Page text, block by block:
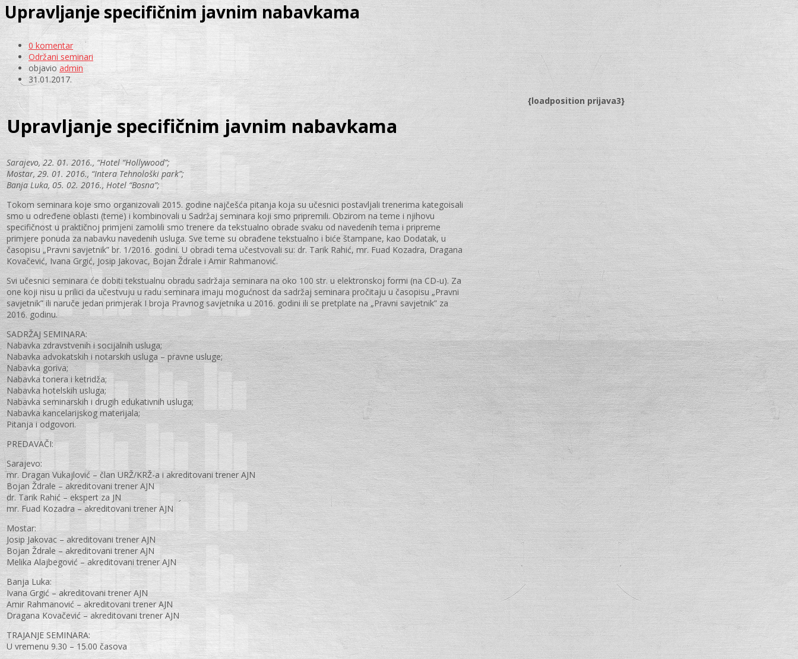
Upravljanje specifičnim javnim nabavkama
0 komentar
Održani seminari
objavio admin
31.01.2017.
Upravljanje specifičnim javnim nabavkama
Sarajevo, 22. 01. 2016., “Hotel “Hollywood”;
Mostar, 29. 01. 2016., “Intera Tehnološki park”;
Banja Luka, 05. 02. 2016., Hotel “Bosna”;
Tokom seminara koje smo organizovali 2015. godine najčešća pitanja koja su učesnici postavljali trenerima kategoisali
smo u određene oblasti (teme) i kombinovali u Sadržaj seminara koji smo pripremili. Obzirom na teme i njihovu
specifičnost u praktičnoj primjeni zamolili smo trenere da tekstualno obrade svaku od navedenih tema i pripreme
primjere ponuda za nabavku navedenih usluga. Sve teme su obrađene tekstualno i biće štampane, kao Dodatak, u
časopisu „Pravni savjetnik” br. 1/2016. godini. U obradi tema učestvovali su: dr. Tarik Rahić, mr. Fuad Kozadra, Dragana
Kovačević, Ivana Grgić, Josip Jakovac, Bojan Ždrale i Amir Rahmanović.
Svi učesnici seminara će dobiti tekstualnu obradu sadržaja seminara na oko 100 str. u elektronskoj formi (na CD-u). Za
one koji nisu u prilici da učestvuju u radu seminara imaju mogućnost da sadržaj seminara pročitaju u časopisu „Pravni
savjetnik” ili naruče jedan primjerak I broja Pravnog savjetnika u 2016. godini ili se pretplate na „Pravni savjetnik” za
2016. godinu.
SADRŽAJ SEMINARA:
Nabavka zdravstvenih i socijalnih usluga;
Nabavka advokatskih i notarskih usluga – pravne usluge;
Nabavka goriva;
Nabavka tonera i ketridža;
Nabavka hotelskih usluga;
Nabavka seminarskih i drugih edukativnih usluga;
Nabavka kancelarijskog materijala;
Pitanja i odgovori.
PREDAVAČI:
Sarajevo:
mr. Dragan Vukajlović – član URŽ/KRŽ-a i akreditovani trener AJN
Bojan Ždrale – akreditovani trener AJN
dr. Tarik Rahić – ekspert za JN
mr. Fuad Kozadra – akreditovani trener AJN
Mostar:
Josip Jakovac – akreditovani trener AJN
Bojan Ždrale – akreditovani trener AJN
Melika Alajbegović – akreditovani trener AJN
Banja Luka:
Ivana Grgić – akreditovani trener AJN
Amir Rahmanović – akreditovani trener AJN
Dragana Kovačević – akreditovani trener AJN
TRAJANJE SEMINARA:
U vremenu 9.30 – 15.00 časova
{loadposition prijava3}